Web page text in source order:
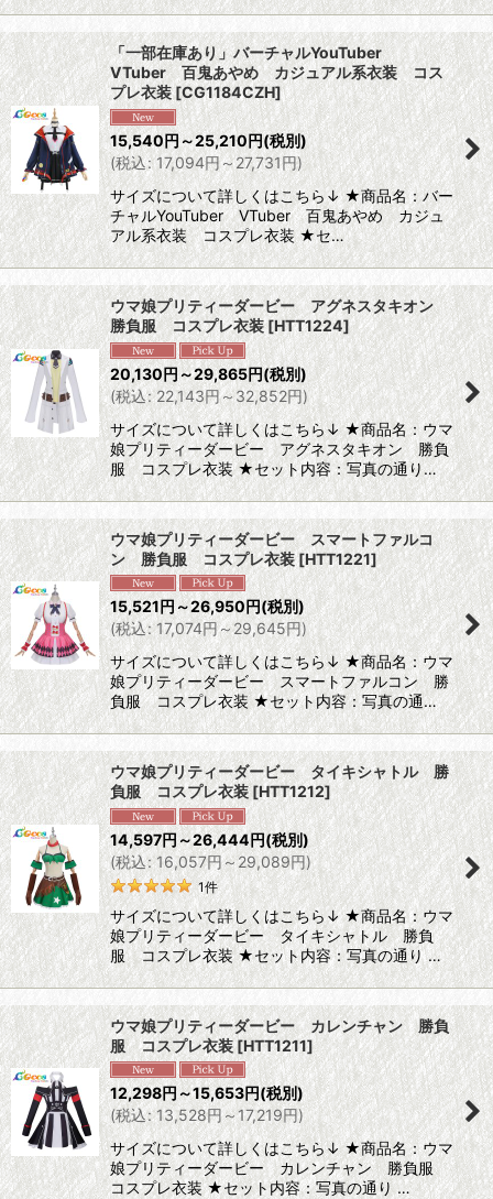
「一部在庫あり」バーチャルYouTuber
VTuber 百鬼あやめ カジュアル系衣装 コス
プレ衣装 [CG1184CZH]
15,540円～25,210円(税別)
(税込: 17,094円～27,731円)
サイズについて詳しくはこちら↓ ★商品名：バー
チャルYouTuber VTuber 百鬼あやめ カジュ
アル系衣装 コスプレ衣装 ★セ…
ウマ娘プリティーダービー アグネスタキオン
勝負服 コスプレ衣装 [HTT1224]
20,130円～29,865円(税別)
(税込: 22,143円～32,852円)
サイズについて詳しくはこちら↓ ★商品名：ウマ
娘プリティーダービー アグネスタキオン 勝負
服 コスプレ衣装 ★セット内容：写真の通り…
ウマ娘プリティーダービー スマートファルコ
ン 勝負服 コスプレ衣装[HTT1221]
15,521円～26,950円(税別)
(税込: 17,074円～29,645円)
サイズについて詳しくはこちら↓ ★商品名：ウマ
娘プリティーダービー スマートファルコン 勝
負服 コスプレ衣装 ★セット内容：写真の通…
ウマ娘プリティーダービー タイキシャトル 勝
負服 コスプレ衣装 [HTT1212]
14,597円～26,444円(税別)
(税込: 16,057円～29,089円)
1件
サイズについて詳しくはこちら↓ ★商品名：ウマ
娘プリティーダービー タイキシャトル 勝負
服 コスプレ衣装 ★セット内容：写真の通り …
ウマ娘プリティーダービー カレンチャン 勝負
服 コスプレ衣装 [HTT1211]
12,298円～15,653円(税別)
(税込: 13,528円～17,219円)
サイズについて詳しくはこちら↓ ★商品名：ウマ
娘プリティーダービー カレンチャン 勝負服
コスプレ衣装 ★セット内容：写真の通り …